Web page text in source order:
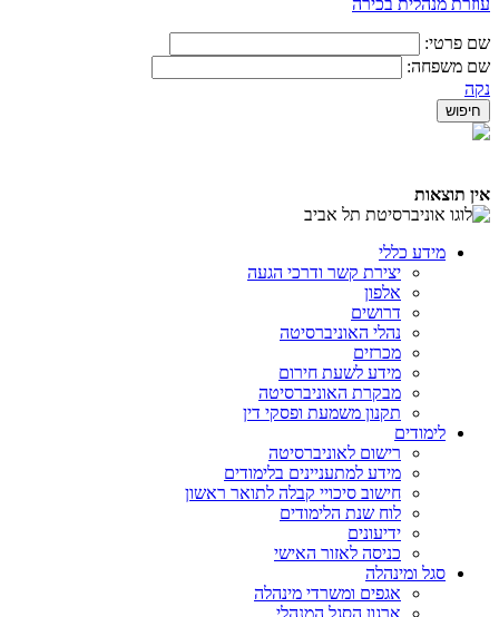
עוזרת מנהלית בכירה
שם פרטי:
שם משפחה:
נקה
אין תוצאות
מידע כללי
יצירת קשר ודרכי הגעה
אלפון
דרושים
נהלי האוניברסיטה
מכרזים
מידע לשעת חירום
מבקרת האוניברסיטה
תקנון משמעת ופסקי דין
לימודים
רישום לאוניברסיטה
מידע למתעניינים בלימודים
חישוב סיכויי קבלה לתואר ראשון
לוח שנת הלימודים
ידיעונים
כניסה לאזור האישי
סגל ומינהלה
אגפים ומשרדי מינהלה